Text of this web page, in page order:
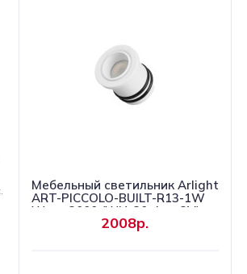
Мебельный светильник Arlight
ART-PICCOLO-BUILT-R13-1W
Warm3000 (WH, 30 deg, 3V)
(IP40 Металл) 061666
2008р.